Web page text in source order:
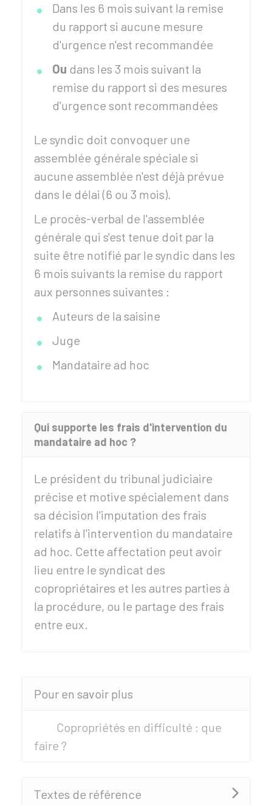
Dans les 6 mois suivant la remise
du rapport si aucune mesure
d'urgence n'est recommandée
Ou dans les 3 mois suivant la
remise du rapport si des mesures
d'urgence sont recommandées
Le syndic doit convoquer une
assemblée générale spéciale si
aucune assemblée n'est déjà prévue
dans le délai (6 ou 3 mois).
Le procès-verbal de l'assemblée
générale qui s'est tenue doit par la
suite être notifié par le syndic dans les
6 mois suivants la remise du rapport
aux personnes suivantes :
Auteurs de la saisine
Juge
Mandataire ad hoc
Qui supporte les frais d'intervention du
mandataire ad hoc ?
Le président du tribunal judiciaire
précise et motive spécialement dans
sa décision l'imputation des frais
relatifs à l'intervention du mandataire
ad hoc. Cette affectation peut avoir
lieu entre le syndicat des
copropriétaires et les autres parties à
la procédure, ou le partage des frais
entre eux.
Pour en savoir plus
Copropriétés en difficulté : que
faire ?
Textes de référence